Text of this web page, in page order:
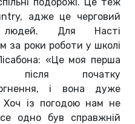
адже це черговий
людей. Для Насті
за роки роботи у школі
«Це моя перша
після початку
і вона дуже
Хоч із погодою нам не
одно був справжній